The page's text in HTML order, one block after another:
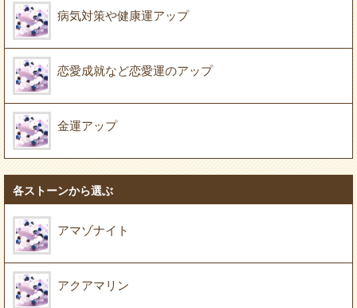
病気対策や健康運アップ
恋愛成就など恋愛運のアップ
金運アップ
各ストーンから選ぶ
アマゾナイト
アクアマリン